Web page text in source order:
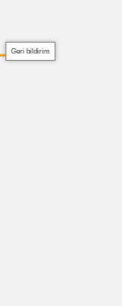
Geri bildirim